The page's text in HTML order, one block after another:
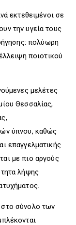
εκτεθειμένοι σε
την υγεία τους
πολύωρη
ποιοτικού
μελέτες
Θεσσαλίας,
ύπνου, καθώς
επαγγελματικής
με πιο αργούς
λήψης
σύνολο των